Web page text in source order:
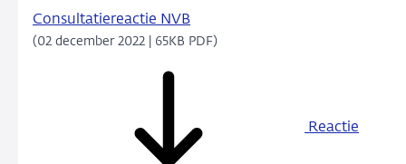
Consultatiereactie NVB
(02 december 2022 | 65KB PDF)
Reactie